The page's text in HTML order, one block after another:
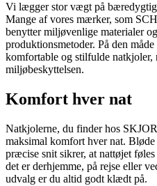
Vi lægger stor vægt på
Mange af vores mærker, som
benytter miljøvenlige materialer
produktionsmetoder. På den
komfortable og stilfulde natkjoler,
miljøbeskyttelsen.
Komfort hver nat
Natkjolerne, du finder hos
maksimal komfort hver nat. Bløde
præcise snit sikrer, at nattøjet
det er derhjemme, på rejse eller
udvalg er du altid godt klædt på.